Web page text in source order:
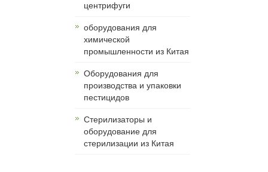
центрифуги
оборудования для
химической
промышленности из Китая
Оборудования для
производства и упаковки
пестицидов
Стерилизаторы и
оборудование для
стерилизации из Китая